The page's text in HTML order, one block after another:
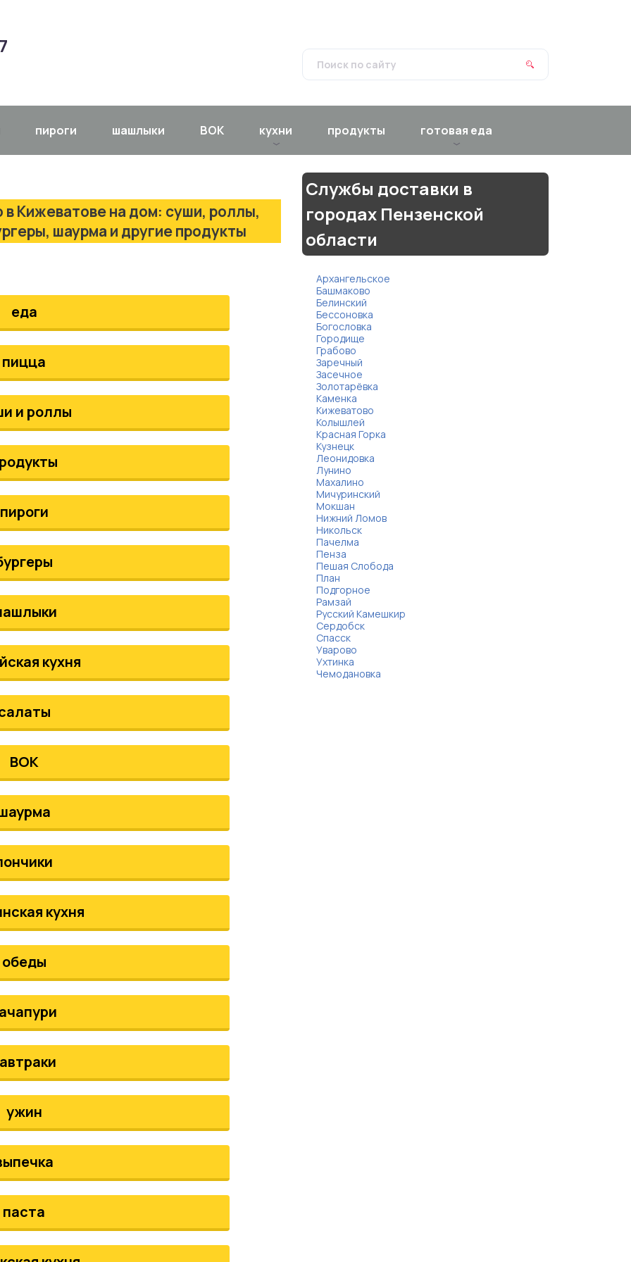
пироги шашлыки ВОК кухни продукты готовая еда
Кижеватове на дом: суши, роллы,
шаурма и другие продукты
еда
пицца
и роллы
пироги
кухня
ВОК
кухня
обеды
ужин
паста
Службы доставки в
городах Пензенской
области
Архангельское
Башмаково
Белинский
Бессоновка
Богословка
Городище
Грабово
Заречный
Засечное
Золотарёвка
Каменка
Кижеватово
Колышлей
Красная Горка
Кузнецк
Леонидовка
Лунино
Махалино
Мичуринский
Мокшан
Нижний Ломов
Никольск
Пачелма
Пенза
Пешая Слобода
План
Подгорное
Рамзай
Русский Камешкир
Сердобск
Спасск
Уварово
Ухтинка
Чемодановка